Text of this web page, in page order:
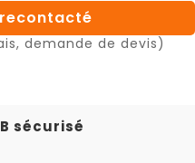
demande de devis)
sécurisé